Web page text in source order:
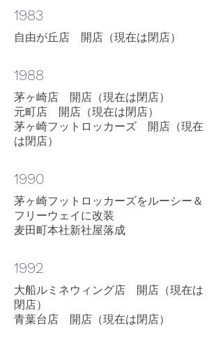
1983
自由が丘店 開店（現在は閉店）
1988
茅ヶ崎店 開店（現在は閉店）
元町店 開店（現在は閉店）
茅ヶ崎フットロッカーズ 開店（現在
は閉店）
1990
茅ヶ崎フットロッカーズをルーシー＆
フリーウェイに改装
麦田町本社新社屋落成
1992
大船ルミネウィング店 開店（現在は
閉店）
青葉台店 開店（現在は閉店）